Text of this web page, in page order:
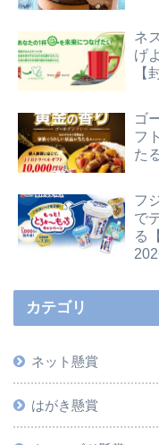
ネ
げ
【
ゴ
フ
た
フ
で
る
カテゴリ
ネット懸賞
はがき懸賞